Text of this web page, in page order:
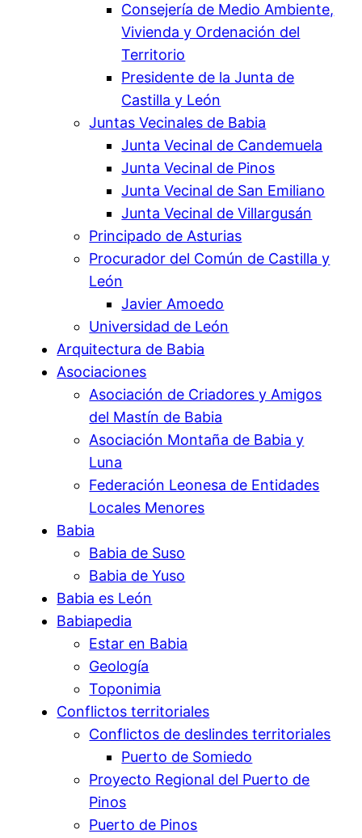
Consejería de Medio Ambiente,
Vivienda y Ordenación del
Territorio
Presidente de la Junta de
Castilla y León
Juntas Vecinales de Babia
Junta Vecinal de Candemuela
Junta Vecinal de Pinos
Junta Vecinal de San Emiliano
Junta Vecinal de Villargusán
Principado de Asturias
Procurador del Común de Castilla y
León
Javier Amoedo
Universidad de León
Arquitectura de Babia
Asociaciones
Asociación de Criadores y Amigos
del Mastín de Babia
Asociación Montaña de Babia y
Luna
Federación Leonesa de Entidades
Locales Menores
Babia
Babia de Suso
Babia de Yuso
Babia es León
Babiapedia
Estar en Babia
Geología
Toponimia
Conflictos territoriales
Conflictos de deslindes territoriales
Puerto de Somiedo
Proyecto Regional del Puerto de
Pinos
Puerto de Pinos